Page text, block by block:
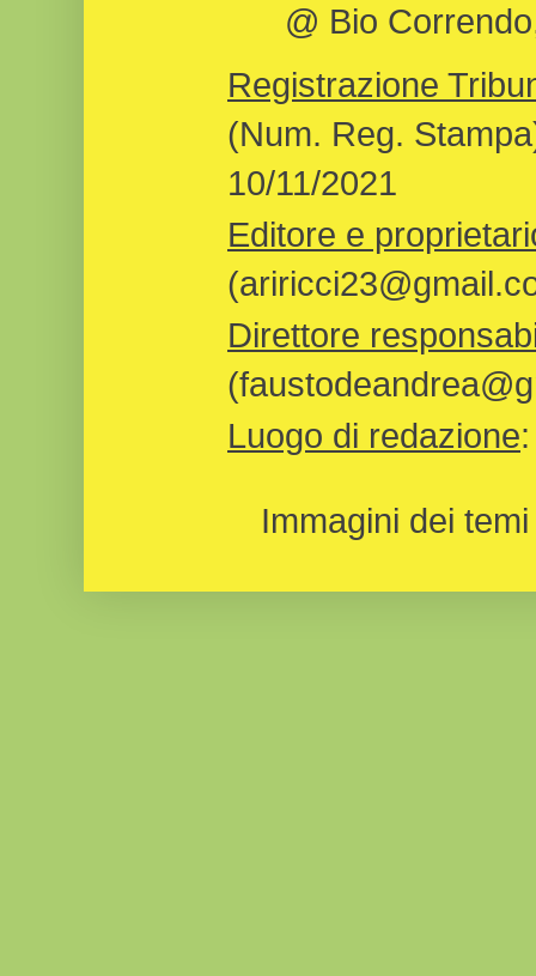
@ Bio
Registrazione
(Num. Reg.
10/11/2021
Editore e
Direttore
Luogo di redazione
Immagini dei